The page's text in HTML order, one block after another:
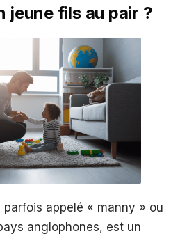
jeune fils au pair ?
parfois appelé « manny » ou
anglophones, est un